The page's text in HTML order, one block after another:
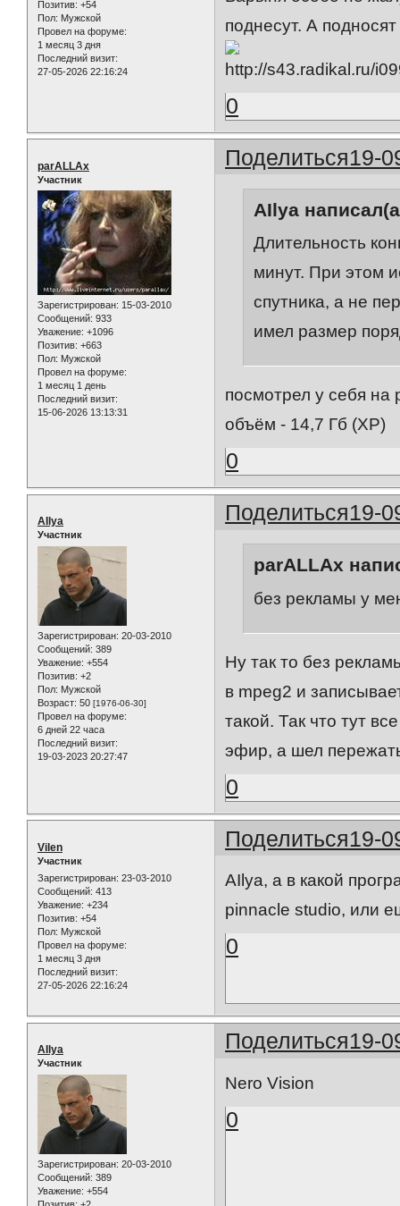
Позитив: +54
Пол: Мужской
Провел на форуме:
1 месяц 3 дня
Последний визит:
27-05-2026 22:16:24
поднесут. А
0
Поделиться19-
parALLAx
Участник
Зарегистрирован: 15-03-2010
Сообщений: 933
Уважение: +1096
Позитив: +663
Пол: Мужской
Провел на форуме:
1 месяц 1 день
Последний визит:
15-06-2026 13:13:31
AIlya
Длительность
минут. При этом
спутника, а не
имел размер
посмотрел у себя на
объём - 14,7 Гб (XP)
0
Поделиться19-
AIlya
Участник
Зарегистрирован: 20-03-2010
Сообщений: 389
Уважение: +554
Позитив: +2
Пол: Мужской
Возраст: 50 [1976-06-30]
Провел на форуме:
6 дней 22 часа
Последний визит:
19-03-2023 20:27:47
parALLAx
без рекламы у
Ну так то без
в mpeg2 и
такой. Так что тут
эфир, а шел
0
Поделиться19-
Vilen
Участник
Зарегистрирован: 23-03-2010
Сообщений: 413
Уважение: +234
Позитив: +54
Пол: Мужской
Провел на форуме:
1 месяц 3 дня
Последний визит:
27-05-2026 22:16:24
AIlya, а в какой
pinnacle studio, или
0
Поделиться19-
AIlya
Участник
Зарегистрирован: 20-03-2010
Сообщений: 389
Уважение: +554
Позитив: +2
Nero Vision
0